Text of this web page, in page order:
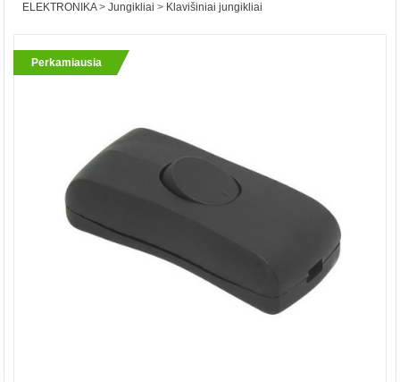
ELEKTRONIKA Jungikliai Klavišiniai jungikliai
Perkamiausia